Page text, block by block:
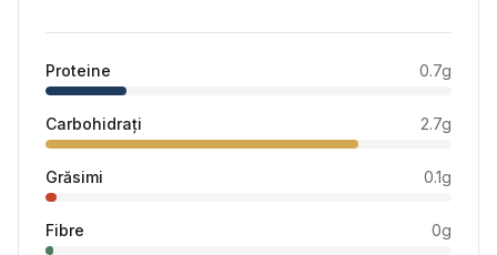
Proteine 0.7g
Carbohidrați 2.7g
Grăsimi 0.1g
Fibre 0g